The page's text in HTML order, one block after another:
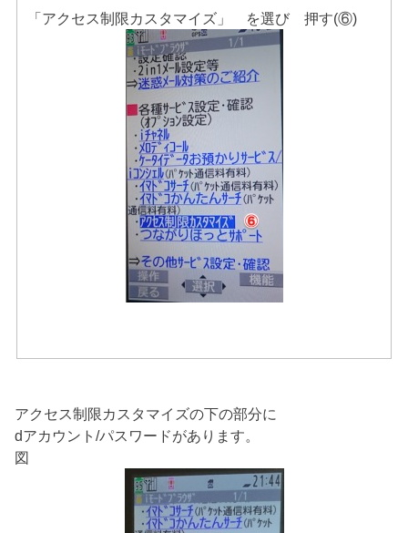
「アクセス制限カスタマイズ」 を選び 押す(⑥)
アクセス制限カスタマイズの下の部分に
dアカウント/パスワードがあります。
図